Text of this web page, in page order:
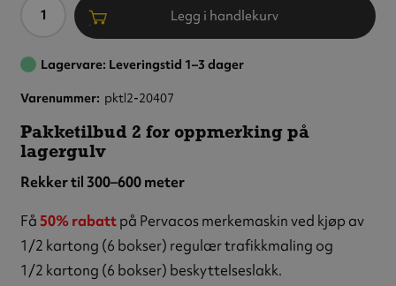
Antall Legg i handlekurv
Lagervare: Leveringstid 1–3 dager
Varenummer pktl2-20407
Pakketilbud 2 for oppmerking på
lagergulv
Rekker til 300–600 meter
Få 50% rabattpå Pervacos merkemaskin ved kjøp av
1/2 kartong (6 bokser) regulær trafikkmaling og
1/2 kartong (6 bokser) beskyttelseslakk.